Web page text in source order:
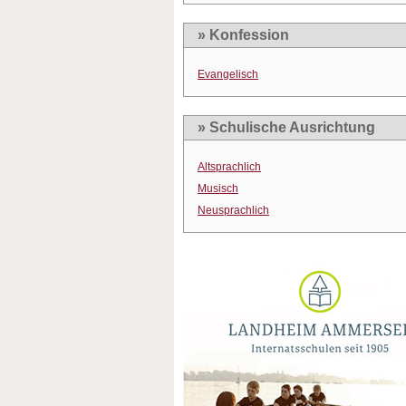
» Konfession
Evangelisch
» Schulische Ausrichtung
Altsprachlich
Musisch
Neusprachlich